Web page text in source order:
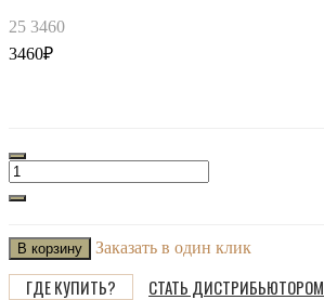
25 3460
3460₽
В корзину Заказать в один клик
ГДЕ КУПИТЬ? СТАТЬ ДИСТРИБЬЮТОРОМ